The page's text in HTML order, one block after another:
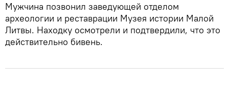
Мужчина позвонил заведующей отделом
археологии и реставрации Музея истории Малой
Литвы. Находку осмотрели и подтвердили, что это
действительно бивень.